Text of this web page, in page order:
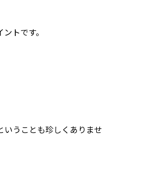
トです。
いうことも珍しくありませ